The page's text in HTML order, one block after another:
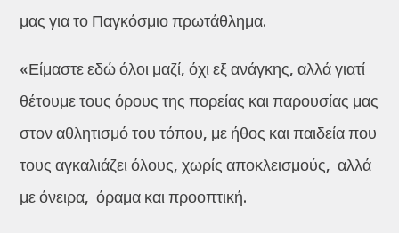
μας για το Παγκόσμιο πρωτάθλημα.
«Είμαστε εδώ όλοι μαζί, όχι εξ ανάγκης, αλλά γιατί
θέτουμε τους όρους της πορείας και παρουσίας μας
στον αθλητισμό του τόπου, με ήθος και παιδεία που
τους αγκαλιάζει όλους, χωρίς αποκλεισμούς, αλλά
με όνειρα, όραμα και προοπτική.